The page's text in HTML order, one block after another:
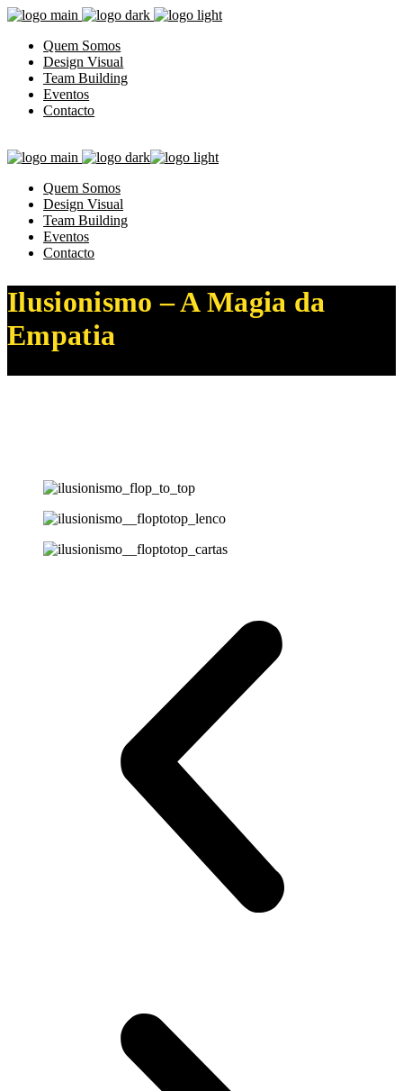
Quem Somos
Design Visual
Team Building
Eventos
Contacto
Quem Somos
Design Visual
Team Building
Eventos
Contacto
Ilusionismo – A Magia da
Empatia